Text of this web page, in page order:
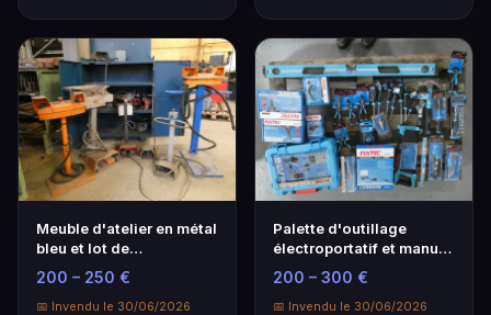
Meuble d'atelier en métal
bleu et lot de
commandes : pupitre…
200 – 250 €
📅 Invendu le 30/06/2026
Palette d'outillage
électroportatif et manuel
FIXTEC (neuf).
200 – 300 €
📅 Invendu le 30/06/2026